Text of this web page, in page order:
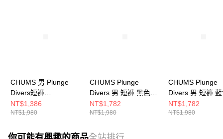
CHUMS 男 Plunge
Divers短褲
CH031330B005
NT$1,386
NT$1,980
CHUMS Plunge
Divers 男 短褲 黑色
CH031428K001
NT$1,782
NT$1,980
CHUMS Plunge
Divers 男 短褲
CH031428A001
NT$1,782
NT$1,980